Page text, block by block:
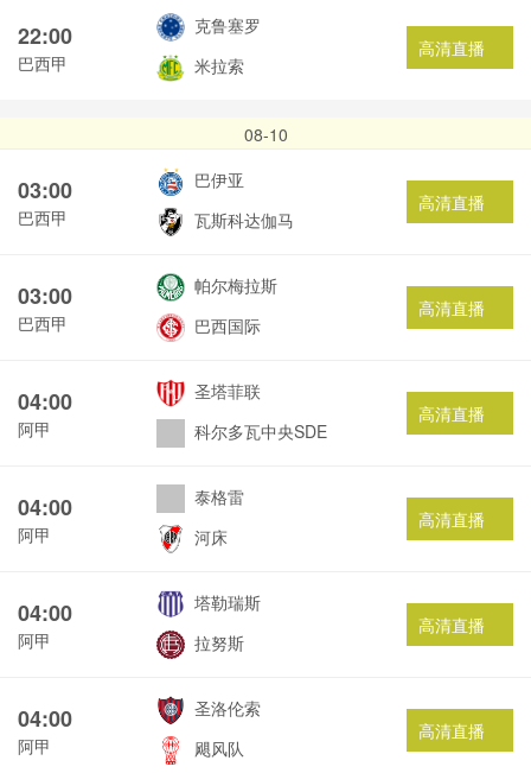
22:00
巴西甲
克鲁塞罗
米拉索
高清直播
08-10
03:00
巴西甲
巴伊亚
瓦斯科达伽马
高清直播
03:00
巴西甲
帕尔梅拉斯
巴西国际
高清直播
04:00
阿甲
圣塔菲联
科尔多瓦中央SDE
高清直播
04:00
阿甲
泰格雷
河床
高清直播
04:00
阿甲
塔勒瑞斯
拉努斯
高清直播
04:00
阿甲
圣洛伦索
飓风队
高清直播